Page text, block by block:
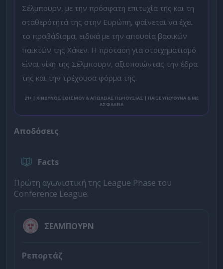
Σέλμπουρν, με την πρόσφατη επιτυχία της και τη
σταθερότητά της στην Ευρώπη, φαίνεται να έχει
το προβάδισμα, ειδικά με την απουσία βασικών
παικτών της Χάκεν. Η πρόταση για στοιχηματισμό
είναι νίκη της Σέλμπουρν, αξιοποιώντας την έδρα
της και την τρέχουσα φόρμα της.
21+ | ΚΙΝΔΥΝΟΣ ΕΘΙΣΜΟΥ & ΑΠΩΛΕΙΑΣ ΠΕΡΙΟΥΣΙΑΣ | ΠΑΙΞΕ ΥΠΕΥΘΥΝΑ & ΜΕ
ΑΣΦΑΛΕΙΑ
Αποδόσεις
Facts
Πρώτη αγωνιστική της League Phase του
Conference League.
ΣΕΛΜΠΟΥΡΝ
Ρεπορτάζ